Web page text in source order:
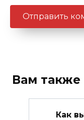
Вам также
Как